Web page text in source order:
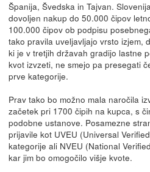
Španija, Švedska in Tajvan.
dovoljen nakup do 50.000 čipov
100.000 čipov ob podpisu
tako pravila uveljavljajo vrsto izjem,
ki je v tretjih državah gradijo lastne
kvot izvzeti, ne smejo pa presegati
prve kategorije.
Prav tako bo možno mala naročila
začetek pri 1700 čipih na kupca, s
podobne ustanove. Posamezne
prijavile kot UVEU (Universal
kategorije ali NVEU (National
kar jim bo omogočilo višje kvote.